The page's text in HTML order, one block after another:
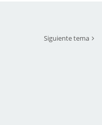
Siguiente tema